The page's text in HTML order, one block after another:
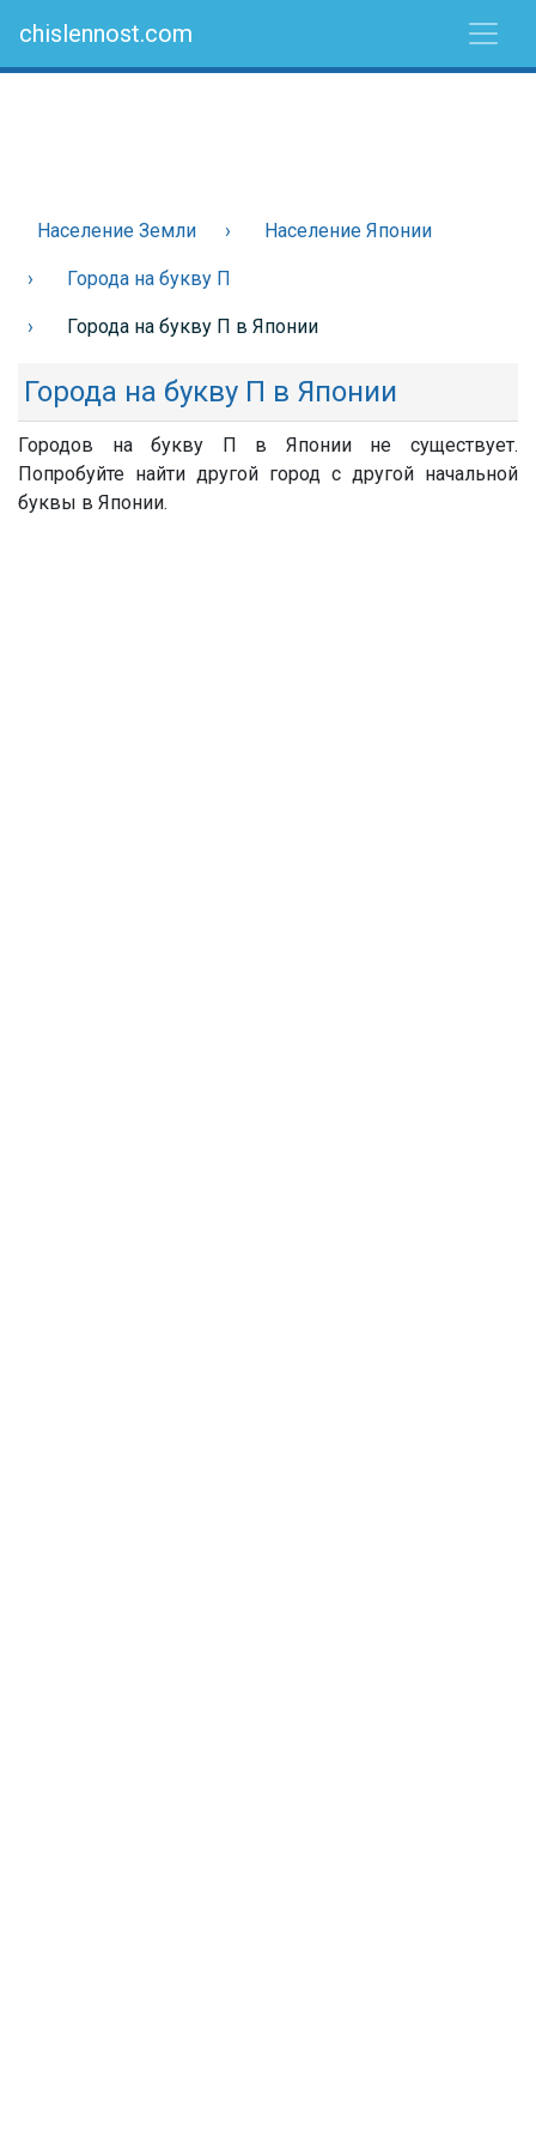
chislennost.com
Население Земли Население Японии
Города на букву П
Города на букву П в Японии
Города на букву П в Японии
Городов на букву П в Японии не существует.
Попробуйте найти другой город с другой начальной
буквы в Японии.